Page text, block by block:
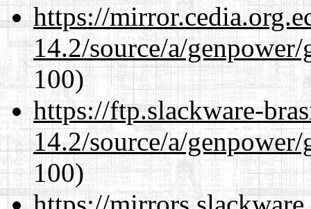
https://
14.2/source/a/
100)
https://ftp.slackware-
14.2/source/a/
100)